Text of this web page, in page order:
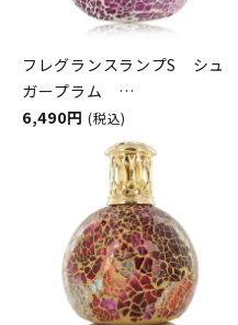
フレグランスランプS シュ
ガープラム
ASHLEIGH&BURWOOD（ア
シュレイアンドバーウッド）
6,490円 (税込)